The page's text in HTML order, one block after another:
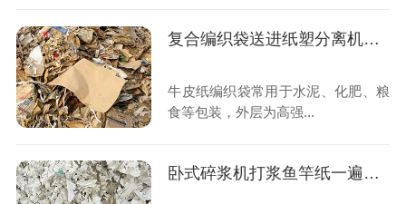
复合编织袋送进纸塑分离机出料纯度高
牛皮纸编织袋常用于水泥、化肥、粮
食等包装，外层为高强...
卧式碎浆机打浆鱼竿纸一遍成浆 无纸片